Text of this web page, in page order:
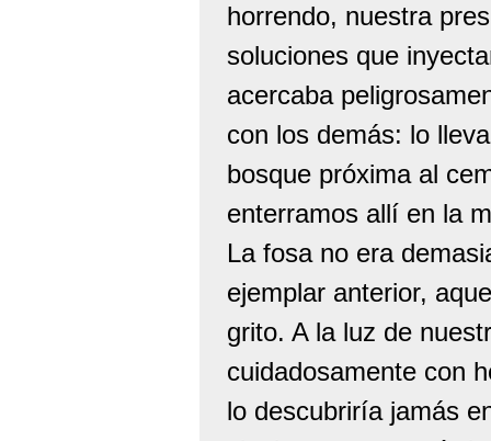
horrendo, nuestra
soluciones que
acercaba
con los demás: lo
bosque próxima al
enterramos allí en la
La fosa no era
ejemplar anterior,
grito. A la luz de
cuidadosamente con
lo descubriría jamás